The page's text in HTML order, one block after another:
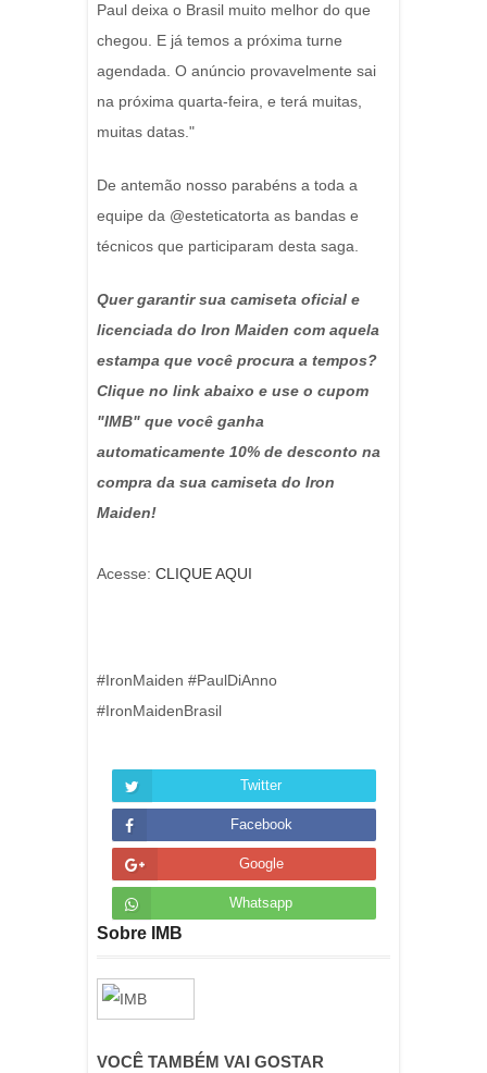
Paul deixa o Brasil muito melhor do que
chegou. E já temos a próxima turne
agendada. O anúncio provavelmente sai
na próxima quarta-feira, e terá muitas,
muitas datas."
De antemão nosso parabéns a toda a
equipe da @esteticatorta as bandas e
técnicos que participaram desta saga.
Quer garantir sua camiseta oficial e
licenciada do Iron Maiden com aquela
estampa que você procura a tempos?
Clique no link abaixo e use o cupom
"IMB" que você ganha
automaticamente 10% de desconto na
compra da sua camiseta do Iron
Maiden!
Acesse: CLIQUE AQUI
#IronMaiden #PaulDiAnno
#IronMaidenBrasil
Twitter
Facebook
Google
Whatsapp
Sobre IMB
VOCÊ TAMBÉM VAI GOSTAR